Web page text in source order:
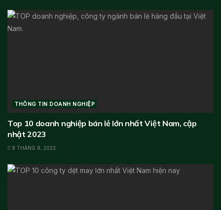
THÔNG TIN DOANH NGHIỆP
Top 10 doanh nghiệp bán lẻ lớn nhất Việt Nam, cập
nhật 2023
8 THÁNG 8, 2023